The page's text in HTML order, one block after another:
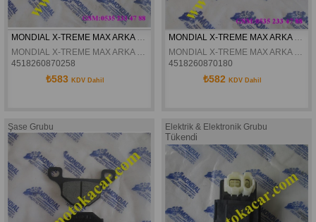
MONDIAL X-TREME MAX ARKA SAG SINYAL ORJINAL
MONDIAL X-TREME MAX ARKA SAG SINYAL ORJINAL
4518260870258
₺583 KDV Dahil
MONDIAL X-TREME MAX ARKA SOL SINYAL ORJINAL
MONDIAL X-TREME MAX ARKA SOL SINYAL ORJINAL
4518260870180
₺582 KDV Dahil
Şase Grubu Elektrik & Elektronik Grubu
Tükendi